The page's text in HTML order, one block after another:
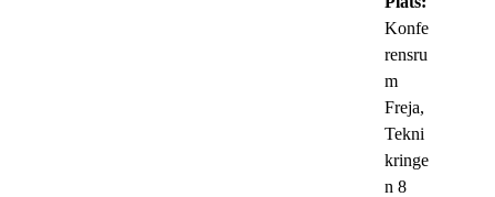
Konfe
rensru
m
Freja,
Tekni
kringe
n 8